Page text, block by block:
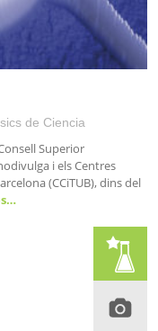
de Ciencia
Superior
i els Centres
(CCiTUB), dins del